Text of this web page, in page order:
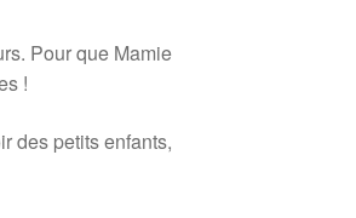
Pour que Mamie
!
des petits enfants,